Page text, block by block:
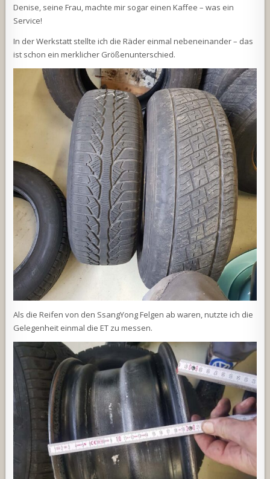
Denise, seine Frau, machte mir sogar einen Kaffee – was ein
Service!
In der Werkstatt stellte ich die Räder einmal nebeneinander – das
ist schon ein merklicher Größenunterschied.
Als die Reifen von den SsangYong Felgen ab waren, nutzte ich die
Gelegenheit einmal die ET zu messen.